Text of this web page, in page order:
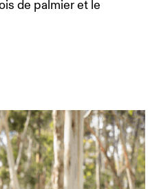
de palmier et le